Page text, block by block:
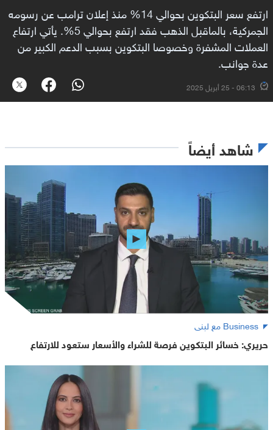
ارتفع سعر البتكوين بحوالي 14% منذ إعلان ترامب عن رسومه
الجمركية، بالماقبل الذهب فقد ارتفع بحوالي 5%. يأتي ارتفاع
العملات المشفرة وخصوصا البتكوين بسبب الدعم الكبير من
عدة جوانب.
06:13 - 25 أبريل 2025
شاهد أيضاً
Business مع لبنى
حريري: خسائر البتكوين فرصة للشراء والأسعار ستعود للارتفاع